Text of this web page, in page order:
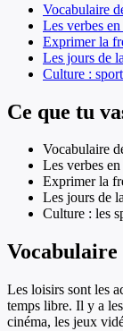
Vocabulaire
Les verbes
Exprimer la
Les jours de
Culture :
Ce que tu
Vocabulaire
Les verbes
Exprimer la
Les jours de
Culture : les
Vocabulaire
Les loisirs sont les
temps libre. Il y a
cinéma, les jeux